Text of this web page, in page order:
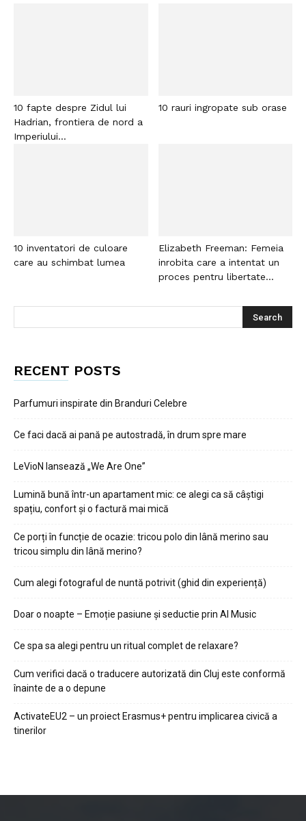
10 fapte despre Zidul lui
Hadrian, frontiera de nord a
Imperiului...
10 rauri ingropate sub orase
10 inventatori de culoare
care au schimbat lumea
Elizabeth Freeman: Femeia
inrobita care a intentat un
proces pentru libertate...
RECENT POSTS
Parfumuri inspirate din Branduri Celebre
Ce faci dacă ai pană pe autostradă, în drum spre mare
LeVioN lansează „We Are One”
Lumină bună într-un apartament mic: ce alegi ca să câștigi
spațiu, confort și o factură mai mică
Ce porți în funcție de ocazie: tricou polo din lână merino sau
tricou simplu din lână merino?
Cum alegi fotograful de nuntă potrivit (ghid din experiență)
Doar o noapte – Emoție pasiune și seductie prin AI Music
Ce spa sa alegi pentru un ritual complet de relaxare?
Cum verifici dacă o traducere autorizată din Cluj este conformă
înainte de a o depune
ActivateEU2 – un proiect Erasmus+ pentru implicarea civică a
tinerilor